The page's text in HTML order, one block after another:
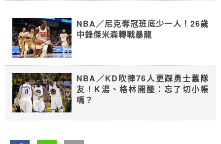
NBA／尼克奪冠班底少一人！26歲
中鋒傑米森轉戰暴龍
NBA／KD吹捧76人更踩勇士舊隊
友！K湯、格林開酸：忘了切小帳
嗎？